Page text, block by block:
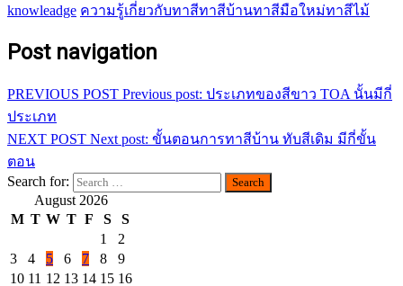
knowleadge ความรู้เกี่ยวกับทาสีทาสีบ้านทาสีมือใหม่ทาสีไม้
Post navigation
PREVIOUS POST Previous post: ประเภทของสีขาว TOA นั้นมีกี่
ประเภท
NEXT POST Next post: ขั้นตอนการทาสีบ้าน ทับสีเดิม มีกี่ขั้น
ตอน
Search for:
August 2026
M T W T F S
S
1
2
3
4 5 6 7 8
9
10 11 12 13 14 15 16